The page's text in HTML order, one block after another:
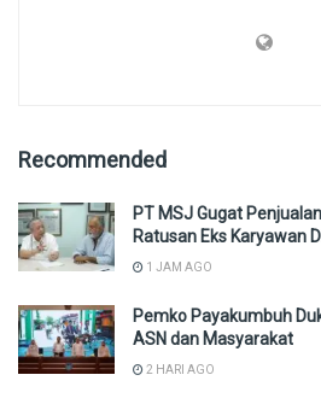
Recommended
PT MSJ Gugat
Ratusan Eks Karyawan
1 JAM AGO
Pemko Payakumbuh
ASN dan Masyarakat
2 HARI AGO